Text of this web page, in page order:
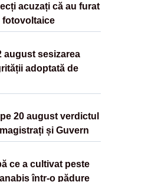
acuzați că au furat
august sesizarea
adoptată de
20 august verdictul
și Guvern
ce a cultivat peste
într-o pădure